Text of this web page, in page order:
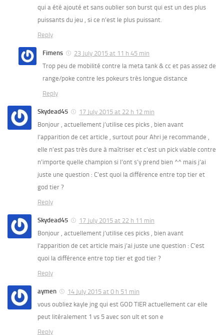
qui a été ajouté et sans oublier son burst qui est un des plus
puissants du jeu , si ce n’est le plus puissant.
Reply
Fimens
23 July 2015 at 11 h 45 min
Trop peu de mobilité contre la meta tank & cc et pas assez de
range/poke contre les pokeurs très longue distance
Reply
Skydead45
17 July 2015 at 22 h 12 min
Bonjour , actuellement j’utilise ces picks , bien avant
l’apparition de cet article , surtout pour Ahri je recommande ,
elle n’est pas très dure à maîtriser et c’est un pick viable contre
n’importe quelle champion si l’ont s’y prend bien ^^ mais j’ai
juste une question : C’est quoi la différence entre top tier et
god tier ?
Reply
Skydead45
17 July 2015 at 22 h 11 min
Bonjour , actuellement j’utilise ces picks , bien avant
l’apparition de cet article mais j’ai juste une question : C’est
quoi la différence entre top tier et god tier ?
Reply
aymen
14 July 2015 at 0 h 51 min
vous oubliez kayle jng qui est GOD TIER actuellement car elle
peut litéralement 1 vs 5 avec son ult et son e
Reply